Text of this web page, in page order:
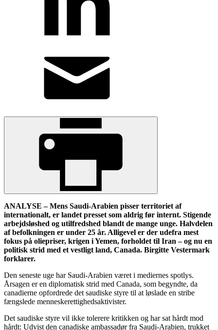
ANALYSE – Mens Saudi-Arabien pisser territoriet af
internationalt, er landet presset som aldrig før internt. Stigende
arbejdsløshed og utilfredshed blandt de mange unge. Halvdelen
af befolkningen er under 25 år. Alligevel er der udefra mest
fokus på oliepriser, krigen i Yemen, forholdet til Iran – og nu en
politisk strid med et vestligt land, Canada. Birgitte Vestermark
forklarer.
Den seneste uge har Saudi-Arabien været i mediernes spotlys.
Årsagen er en diplomatisk strid med Canada, som begyndte, da
canadierne opfordrede det saudiske styre til at løslade en stribe
fængslede menneskerettighedsaktivister.
Det saudiske styre vil ikke tolerere kritikken og har sat hårdt mod
hårdt: Udvist den canadiske ambassadør fra Saudi-Arabien, trukket